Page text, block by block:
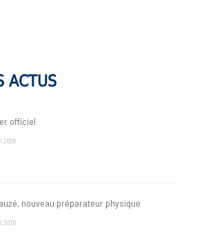
ACTUS
officiel
2026
nouveau préparateur physique
2026